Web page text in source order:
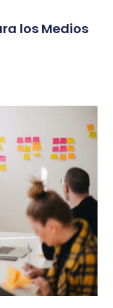
los Medios